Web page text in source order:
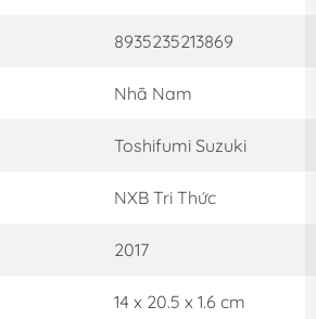
8935235213869
Nhã Nam
Toshifumi Suzuki
NXB Tri Thức
2017
14 x 20.5 x 1.6 cm